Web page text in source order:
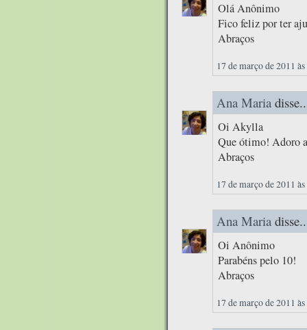
Olá Anônimo
Fico feliz por ter
Abraços
17 de março de 2011
Ana Maria
Oi Akylla
Que ótimo! Adoro
Abraços
17 de março de 2011
Ana Maria
Oi Anônimo
Parabéns pelo 10!
Abraços
17 de março de 2011